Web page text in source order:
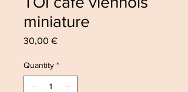
miniature
30,00 €Price
Quantity *